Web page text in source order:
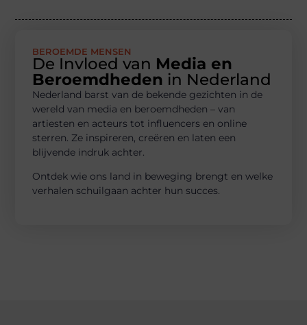
BEROEMDE MENSEN
De Invloed van Media en
Beroemdheden in Nederland
Nederland barst van de bekende gezichten in de
wereld van media en beroemdheden – van
artiesten en acteurs tot influencers en online
sterren. Ze inspireren, creëren en laten een
blijvende indruk achter.
Ontdek wie ons land in beweging brengt en welke
verhalen schuilgaan achter hun succes.